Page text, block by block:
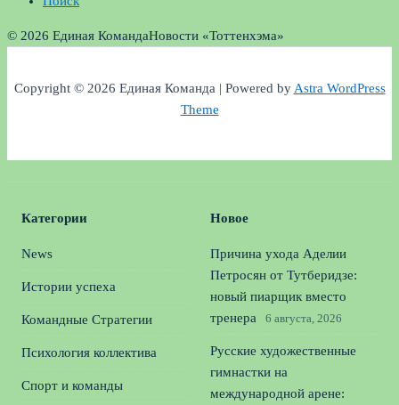
© 2026 Единая КомандаНовости «Тоттенхэма»
Copyright © 2026 Единая Команда | Powered byAstra WordPress
Theme
Категории
News
Истории успеха
Командные Стратегии
Психология коллектива
Спорт и команды
Новое
Причина ухода Аделии
Петросян от Тутберидзе:
новый пиарщик вместо
тренера
6 августа, 2026
Русские художественные
гимнастки на
международной арене: